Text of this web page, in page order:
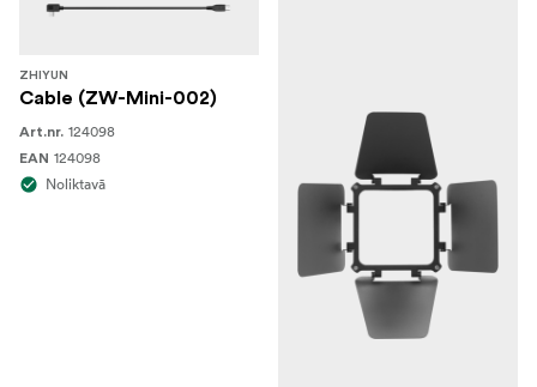
ZHIYUN
Cable (ZW-Mini-002)
Art.nr. 124098
EAN 124098
Noliktavā